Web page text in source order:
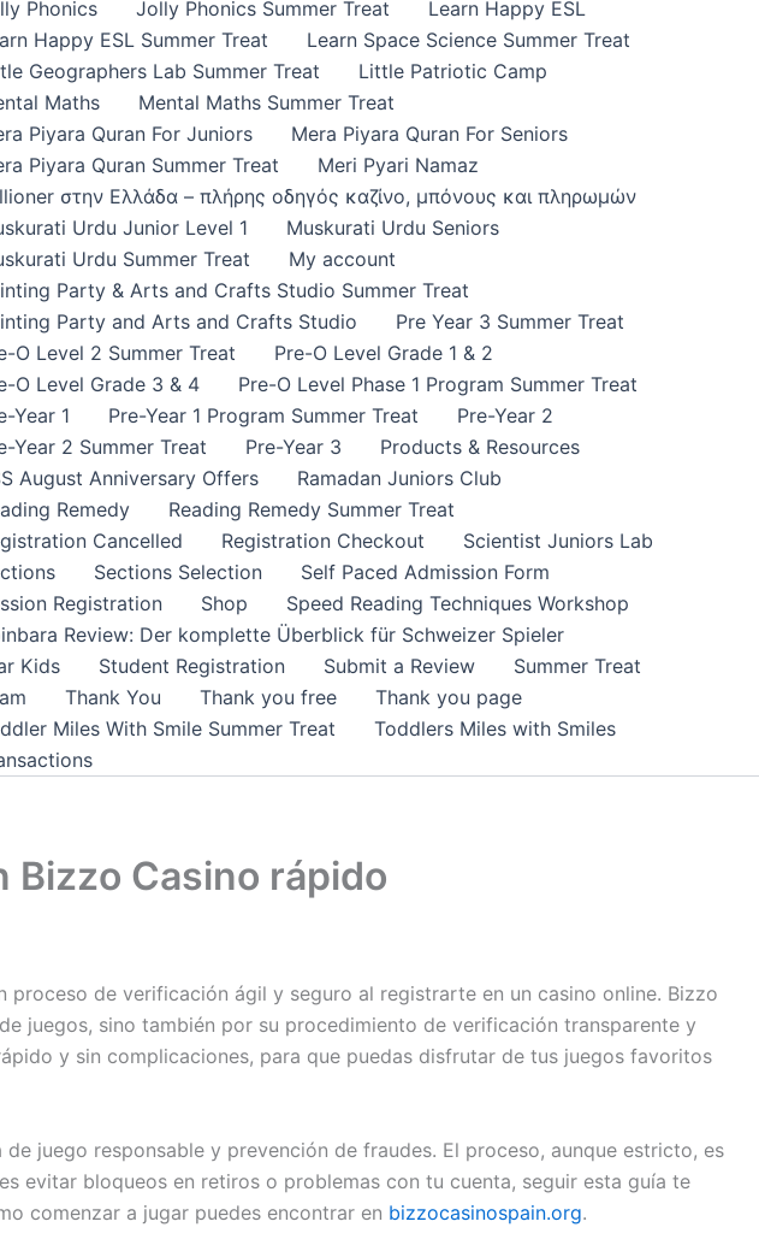
Phonics
Jolly Phonics Summer Treat
Learn Happy ESL
Happy ESL Summer Treat
Learn Space Science Summer Treat
Geographers Lab Summer Treat
Little Patriotic Camp
Maths
Mental Maths Summer Treat
Piyara Quran For Juniors
Mera Piyara Quran For Seniors
Piyara Quran Summer Treat
Meri Pyari Namaz
στην Ελλάδα – πλήρης οδηγός καζίνο, μπόνους και πληρωμών
Urdu Junior Level 1
Muskurati Urdu Seniors
Urdu Summer Treat
My account
Party & Arts and Crafts Studio Summer Treat
Party and Arts and Crafts Studio
Pre Year 3 Summer Treat
O Level 2 Summer Treat
Pre-O Level Grade 1 & 2
O Level Grade 3 & 4
Pre-O Level Phase 1 Program Summer Treat
Year 1
Pre-Year 1 Program Summer Treat
Pre-Year 2
Year 2 Summer Treat
Pre-Year 3
Products & Resources
August Anniversary Offers
Ramadan Juniors Club
Remedy
Reading Remedy Summer Treat
Cancelled
Registration Checkout
Scientist Juniors Lab
Sections Selection
Self Paced Admission Form
Registration
Shop
Speed Reading Techniques Workshop
Review: Der komplette Überblick für Schweizer Spieler
Kids
Student Registration Submit a Review
Summer Treat
Thank You Thank you free
Thank you page
Miles With Smile Summer Treat
Toddlers Miles with Smiles
Bizzo Casino rápido
de verificación ágil y seguro al registrarte en un casino online. Bizzo
juegos, sino también por su procedimiento de verificación transparente y
y sin complicaciones, para que puedas disfrutar de tus juegos favoritos
juego responsable y prevención de fraudes. El proceso, aunque estricto, es
evitar bloqueos en retiros o problemas con tu cuenta, seguir esta guía te
comenzar a jugar puedes encontrar en bizzocasinospain.org.